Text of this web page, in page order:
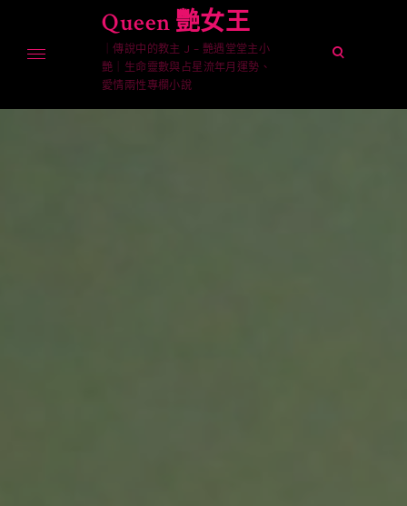
content
Queen 艷女王
｜傳說中的教主 J – 艷遇堂堂主小
艷｜生命靈數與占星流年月運勢、
愛情兩性專欄小說
open